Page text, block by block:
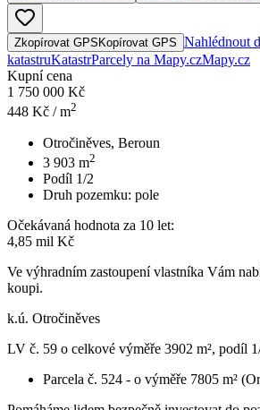
Zkopírovat GPS Kopírovat GPS Nahlédnout
katastruKatastrParcely na Mapy.czMapy.cz
Kupní cena
1 750 000 Kč
448 Kč / m2
Otročiněves, Beroun
3 903 m2
Podíl 1/2
Druh pozemku: pole
Očekávaná hodnota za 10 let:
4,85 mil Kč
Ve výhradním zastoupení vlastníka Vám
koupi.
k.ú. Otročiněves
LV č. 59 o celkové výměře 3902 m², podíl
Parcela č. 524 - o výměře 7805 m²